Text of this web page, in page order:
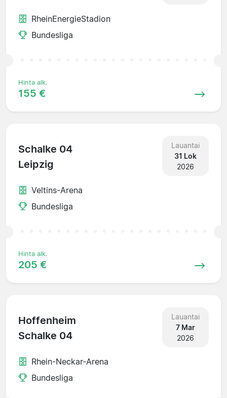
RheinEnergieStadion
Bundesliga
Hinta alk.
155 €
Schalke 04
Leipzig
Lauantai
31 Lok
2026
Veltins-Arena
Bundesliga
Hinta alk.
205 €
Hoffenheim
Schalke 04
Lauantai
7 Mar
2026
Rhein-Neckar-Arena
Bundesliga